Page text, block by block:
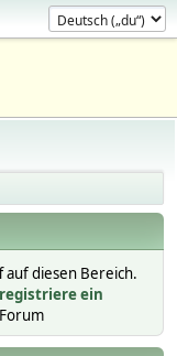
diesen Bereich.
registriere ein